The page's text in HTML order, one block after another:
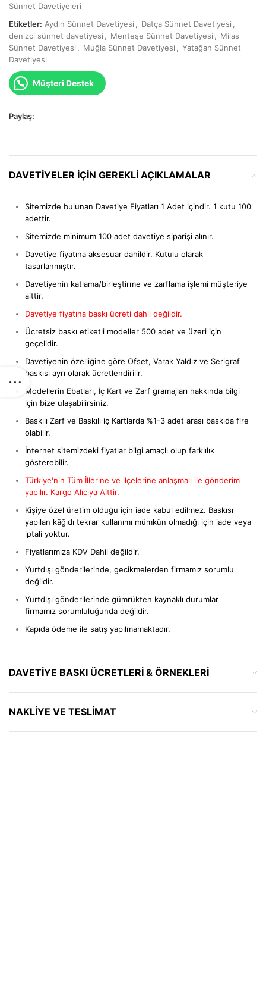
Sünnet Davetiyeleri
Etiketler: Aydın Sünnet Davetiyesi , Datça Sünnet Davetiyesi ,
denizci sünnet davetiyesi , Menteşe Sünnet Davetiyesi , Milas
Sünnet Davetiyesi , Muğla Sünnet Davetiyesi , Yatağan Sünnet
Davetiyesi
Müşteri Destek
Paylaş:
DAVETIYELER IÇIN GEREKLI AÇIKLAMALAR
Sitemizde bulunan Davetiye Fiyatları 1 Adet içindir. 1 kutu 100
adettir.
Sitemizde minimum 100 adet davetiye siparişi alınır.
Davetiye fiyatına aksesuar dahildir. Kutulu olarak
tasarlanmıştır.
Davetiyenin katlama/birleştirme ve zarflama işlemi müşteriye
aittir.
Davetiye fiyatına baskı ücreti dahil değildir.
Ücretsiz baskı etiketli modeller 500 adet ve üzeri için
geçelidir.
Davetiyenin özelliğine göre Ofset, Varak Yaldız ve Serigraf
baskısı ayrı olarak ücretlendirilir.
Modellerin Ebatları, İç Kart ve Zarf gramajları hakkında bilgi
için bize ulaşabilirsiniz.
Baskılı Zarf ve Baskılı iç Kartlarda %1-3 adet arası baskıda fire
olabilir.
İnternet sitemizdeki fiyatlar bilgi amaçlı olup farklılık
gösterebilir.
Türkiye'nin Tüm İllerine ve ilçelerine anlaşmalı ile gönderim
yapılır. Kargo Alıcıya Aittir.
Kişiye özel üretim olduğu için iade kabul edilmez. Baskısı
yapılan kâğıdı tekrar kullanımı mümkün olmadığı için iade veya
iptali yoktur.
Fiyatlarımıza KDV Dahil değildir.
Yurtdışı gönderilerinde, gecikmelerden firmamız sorumlu
değildir.
Yurtdışı gönderilerinde gümrükten kaynaklı durumlar
firmamız sorumluluğunda değildir.
Kapıda ödeme ile satış yapılmamaktadır.
DAVETIYE BASKI ÜCRETLERI & ÖRNEKLERI
NAKLIYE VE TESLIMAT